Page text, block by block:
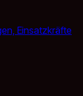
Einsatzkräfte